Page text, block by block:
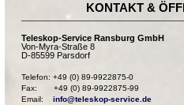
KONTAKT &
Teleskop-Service Ransburg GmbH
Von-Myra-Straße 8
D-85599 Parsdorf
Telefon: +49 (0) 89-9922875-0
Fax:       +49 (0) 89-9922875-99
Email: info@teleskop-service.de